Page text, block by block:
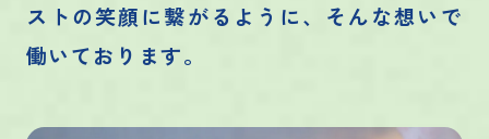
ストの笑顔に繋がるように、そんな想いで
働いております。